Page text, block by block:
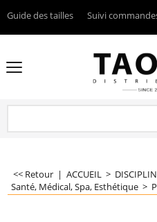
Guide des tailles Suivi
<< Retour | ACCUEIL >
Santé, Médical, Spa, Esthétique >